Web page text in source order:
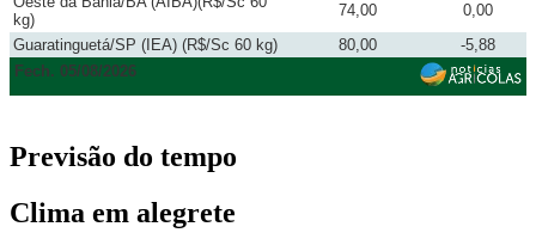
kg)
74,00
0,00
Guaratinguetá/SP (IEA) (R$/Sc 60 kg)
80,00
-5,88
Fech. 05/08/2026
Previsão do tempo
Clima em alegrete